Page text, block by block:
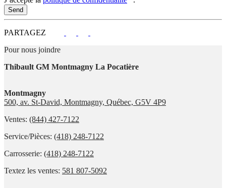
PARTAGEZ
Pour nous joindre
Thibault GM Montmagny La Pocatière
Montmagny
500, av. St-David, Montmagny, Québec, G5V 4P9
Ventes: (844) 427-7122
Service/Pièces: (418) 248-7122
Carrosserie: (418) 248-7122
Textez les ventes: 581 807-5092